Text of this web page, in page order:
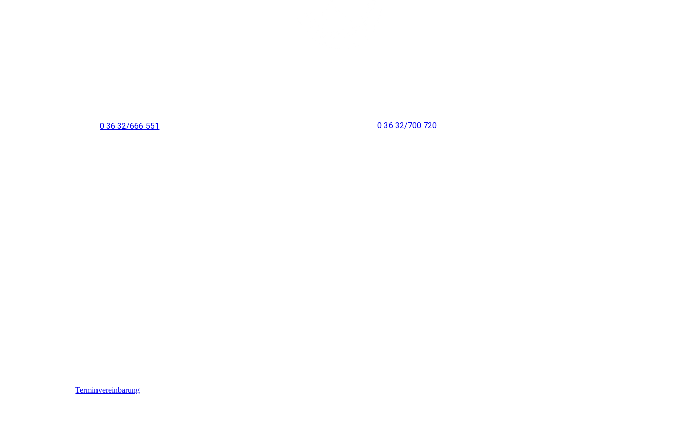
Telefon:0 36 32/666 551
Telefon:0 36 32/700 720
Terminvereinbarung